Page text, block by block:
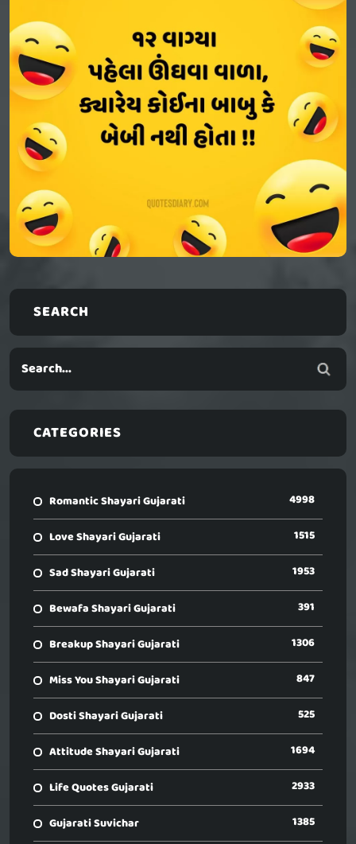
SEARCH
CATEGORIES
Romantic Shayari Gujarati 4998
Love Shayari Gujarati 1515
Sad Shayari Gujarati 1953
Bewafa Shayari Gujarati 391
Breakup Shayari Gujarati 1306
Miss You Shayari Gujarati 847
Dosti Shayari Gujarati 525
Attitude Shayari Gujarati 1694
Life Quotes Gujarati 2933
Gujarati Suvichar 1385